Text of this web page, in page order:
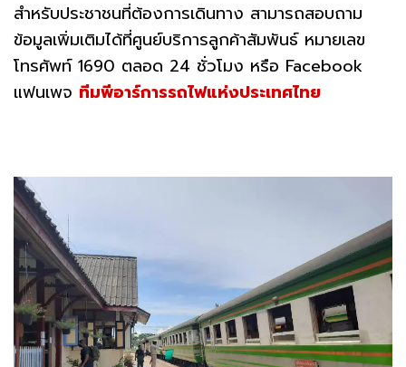
สำหรับประชาชนที่ต้องการเดินทาง สามารถสอบถาม
ข้อมูลเพิ่มเติมได้ที่ศูนย์บริการลูกค้าสัมพันธ์ หมายเลข
โทรศัพท์ 1690 ตลอด 24 ชั่วโมง หรือ Facebook
แฟนเพจ ทีมพีอาร์การรถไฟแห่งประเทศไทย